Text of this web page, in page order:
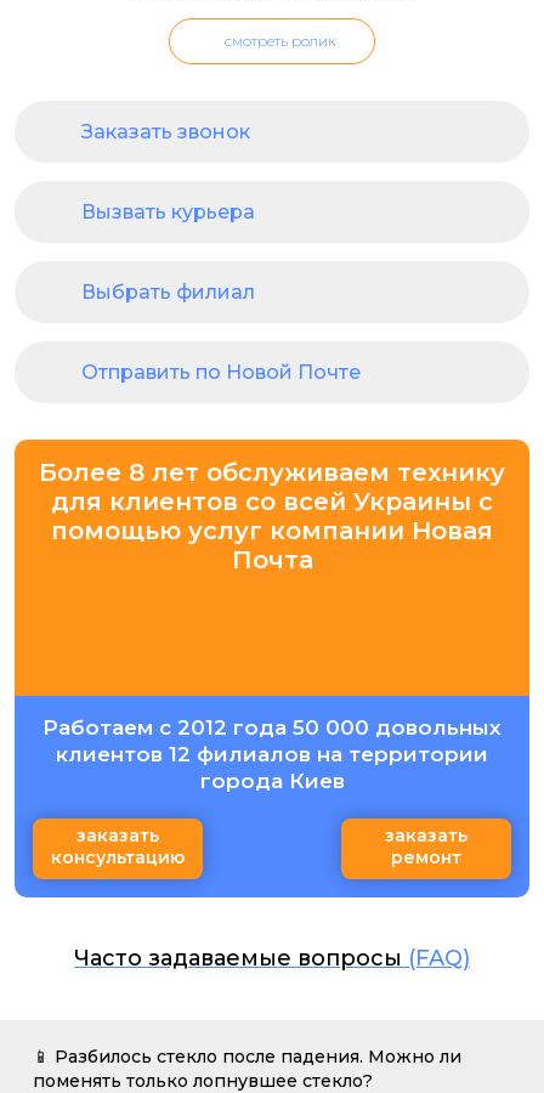
смотреть ролик
Заказать звонок
Вызвать курьера
Выбрать филиал
Отправить по Новой Почте
Более 8 лет обслуживаем технику
для клиентов со всей Украины с
помощью услуг компании Новая
Почта
Работаем с 2012 года 50 000 довольных
клиентов 12 филиалов на территории
города Киев
заказать
консультацию
заказать
ремонт
Часто задаваемые вопросы (FAQ)
📱 Разбилось стекло после падения. Можно ли
поменять только лопнувшее стекло?